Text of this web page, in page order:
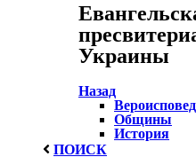
Украины
Назад
Общины
История
ПОИСК